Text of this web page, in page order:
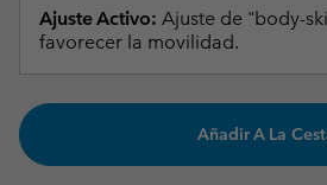
Ajuste Activo: Ajuste de "body-
favorecer la movilidad.
Añadir A La